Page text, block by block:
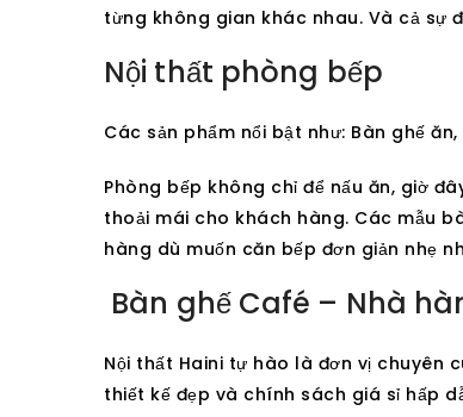
từng không gian khác nhau. Và cả sự
Nội thất phòng bếp
Các sản phẩm nổi bật như: Bàn ghế
Phòng bếp không chỉ để nấu ăn, giờ
thoải mái cho khách hàng. Các mẫu
hàng dù muốn căn bếp đơn giản nhẹ
Bàn ghế Café – Nhà
Nội thất Haini tự hào là đơn vị chuyên
thiết kế đẹp và chính sách giá sỉ hấp